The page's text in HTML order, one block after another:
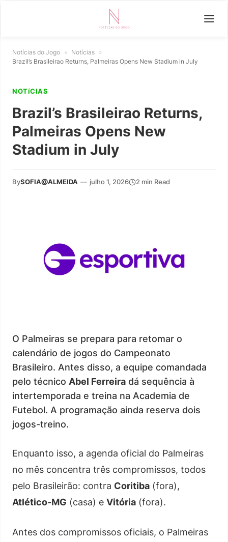
Notícias do Jogo » Notícias »
Brazil’s Brasileirao Returns, Palmeiras Opens New Stadium in July
NOTíCIAS
Brazil’s Brasileirao Returns,
Palmeiras Opens New
Stadium in July
BySOFIA@ALMEIDA — julho 1, 2026 2 min Read
O Palmeiras se prepara para retomar o
calendário de jogos do Campeonato
Brasileiro. Antes disso, a equipe comandada
pelo técnico Abel Ferreira dá sequência à
intertemporada e treina na Academia de
Futebol. A programação ainda reserva dois
jogos-treino.
Enquanto isso, a agenda oficial do Palmeiras
no mês concentra três compromissos, todos
pelo Brasileirão: contra Coritiba (fora),
Atlético-MG (casa) e Vitória (fora).
Antes dos compromissos oficiais, o Palmeiras